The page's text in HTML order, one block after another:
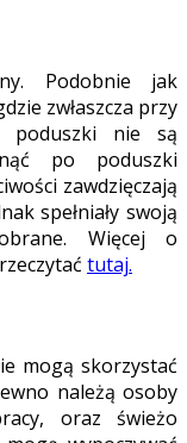
Podobnie jak
zwłaszcza przy
poduszki nie są
po poduszki
zawdzięczają
spełniały swoją
Więcej o
tutaj.
mogą skorzystać
należą osoby
oraz świeżo